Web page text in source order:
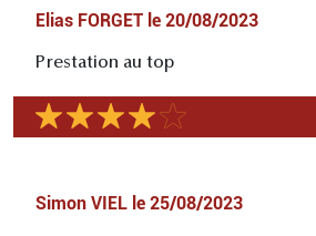
Elias FORGET le 20/08/2023
Prestation au top
Simon VIEL le 25/08/2023